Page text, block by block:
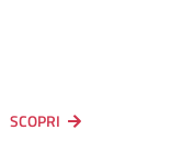
SCOPRI